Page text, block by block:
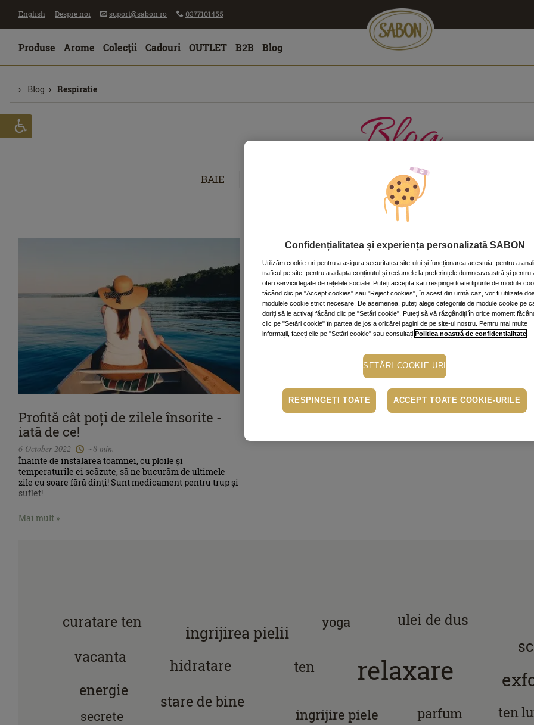
English Despre noi suport@sabon.ro 0377101455
Produse Arome Colecţii Cadouri OUTLET B2B Blog
Blog Respiratie
BAIE CORP
Profită cât poți de zilele însorite -
iată de ce!
6 October 2022
~8 min.
Înainte de instalarea toamnei, cu ploile și
temperaturile ei scăzute, să ne bucurăm de ultimele
zile cu soare fără dinți! Sunt medicament pentru trup și
suflet!
Mai mult »
relaxare
ingrijirea pielii
hidratare
stare de bine
ten
ulei de dus
curatare ten
vacanta
energie
ingrijire piele parfum ten
yoga
secrete
Confidențialitatea și experiența personalizată SABON
Utilizăm cookie-uri pentru a asigura securitatea site-ului și funcționarea acestuia, pentru a
traficul pe site, pentru a adapta conținutul și reclamele la preferințele dumneavoastră și pentru
oferi servicii legate de rețelele sociale. Puteți accepta sau respinge toate tipurile de module
făcând clic pe "Accept cookies" sau "Reject cookies", în acest din urmă caz, vor fi utilizate
modulele cookie strict necesare. De asemenea, puteți alege categoriile de module cookie pe
doriți să le activați făcând clic pe "Setări cookie". Puteți să vă răzgândiți în orice moment
clic pe "Setări cookie" în partea de jos a oricărei pagini de pe site-ul nostru. Pentru mai multe
informații, faceți clic pe "Setări cookie" sau consultațiPolitica noastră de confidențialitate
SETĂRI COOKIE-URI
RESPINGEȚI TOATE ACCEPT TOATE COOKIE-URILE